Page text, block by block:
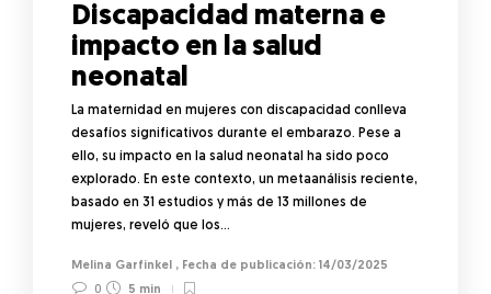
Discapacidad materna e
impacto en la salud
neonatal
La maternidad en mujeres con discapacidad conlleva
desafíos significativos durante el embarazo. Pese a
ello, su impacto en la salud neonatal ha sido poco
explorado. En este contexto, un metaanálisis reciente,
basado en 31 estudios y más de 13 millones de
mujeres, reveló que los…
Melina Garfinkel ,
14/03/2025
0
5 min